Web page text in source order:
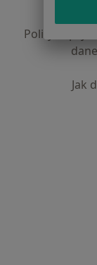
Polityka
Jak